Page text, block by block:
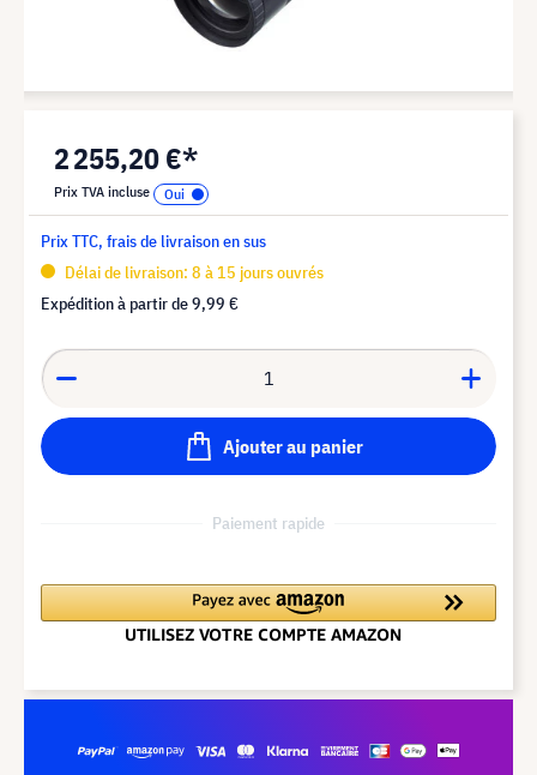
2 255,20 €*
Prix TVA incluse
Prix TTC, frais de livraison en sus
Délai de livraison: 8 à 15 jours ouvrés
Expédition à partir de9,99 €
Ajouter au panier
Paiement rapide